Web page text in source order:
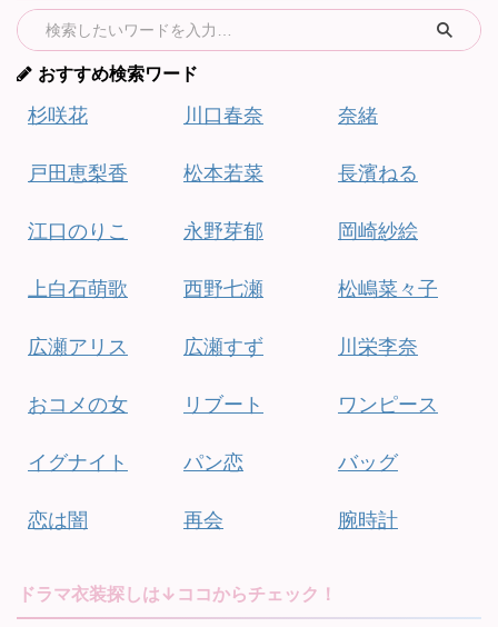
おすすめ検索ワード
杉咲花
戸田恵梨香
江口のりこ
上白石萌歌
広瀬アリス
おコメの女
イグナイト
恋は闇
川口春奈
松本若菜
永野芽郁
西野七瀬
広瀬すず
リブート
パン恋
再会
奈緒
長濱ねる
岡崎紗絵
松嶋菜々子
川栄李奈
ワンピース
バッグ
腕時計
ドラマ衣装探しは↓ココからチェック！